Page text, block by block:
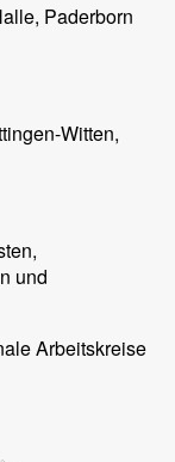
Paderborn
Witten,
und
Arbeitskreise